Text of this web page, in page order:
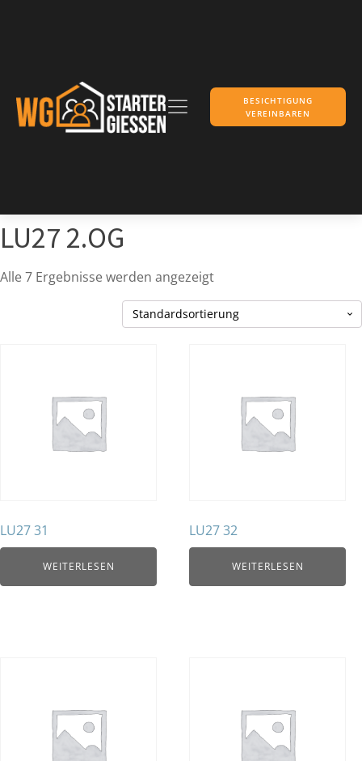
BESICHTIGUNG
VEREINBAREN
LU27 2.OG
Alle 7 Ergebnisse werden angezeigt
LU27 31
WEITERLESEN
LU27 32
WEITERLESEN